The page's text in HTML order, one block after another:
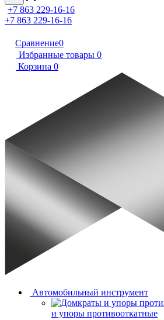
+7 863 229-16-16
+7 863 229-16-16
Сравнение0
Избранные товары 0
Корзина 0
Автомобильный инструмент
и упоры противооткатные